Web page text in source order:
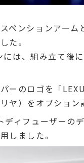
ペンションアー
た。
には、組み立て後
ーのロゴを「
ヤ）をオプション
ディフューザーの
しました。